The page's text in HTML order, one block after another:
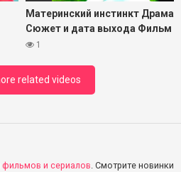
Материнский инстинкт Драма
Сюжет и дата выхода Фильм
2024
1
related videos
и сериалов . Смотрите новинки